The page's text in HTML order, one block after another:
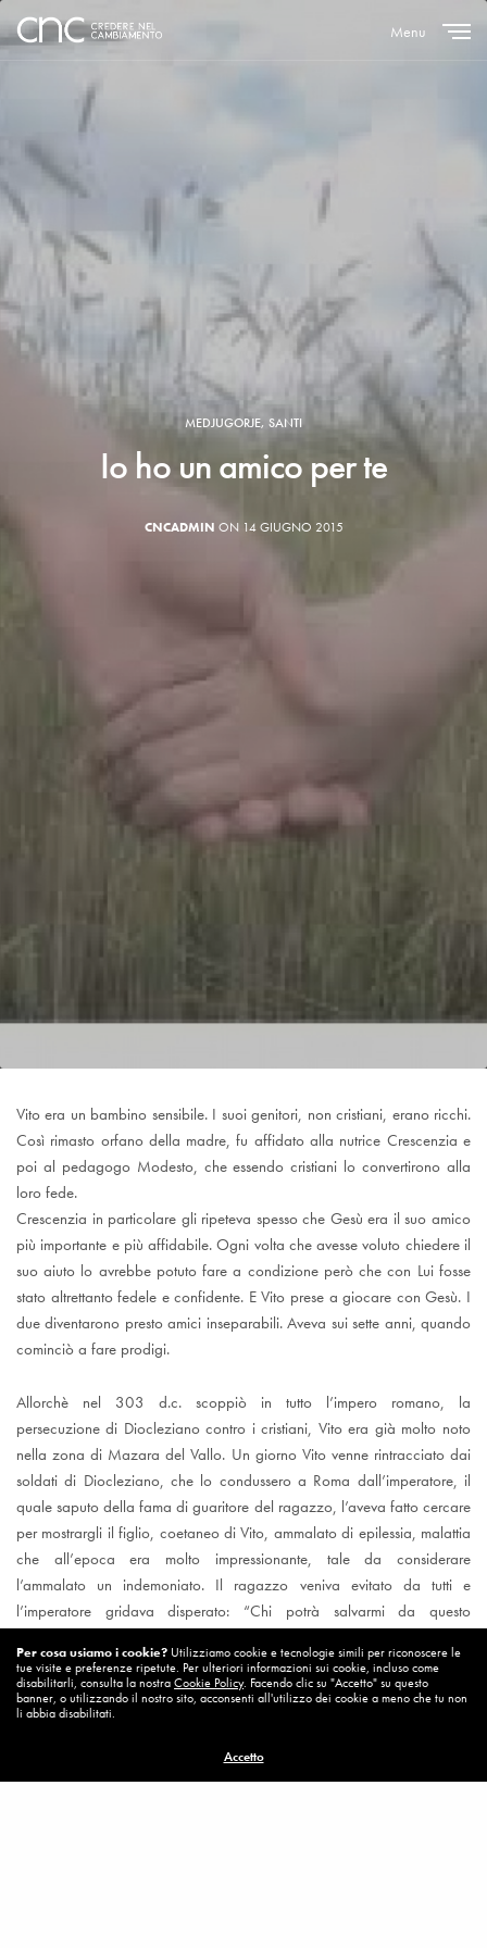
Menu
MEDJUGORJE, SANTI
Io ho un amico per te
CNCADMIN ON 14 GIUGNO 2015
Vito era un bambino sensibile. I suoi genitori, non cristiani, erano ricchi.
Così rimasto orfano della madre, fu affidato alla nutrice Crescenzia e
poi al pedagogo Modesto, che essendo cristiani lo convertirono alla
loro fede.
Crescenzia in particolare gli ripeteva spesso che Gesù era il suo amico
più importante e più affidabile. Ogni volta che avesse voluto chiedere il
suo aiuto lo avrebbe potuto fare a condizione però che con Lui fosse
stato altrettanto fedele e confidente. E Vito prese a giocare con Gesù. I
due diventarono presto amici inseparabili. Aveva sui sette anni, quando
cominciò a fare prodigi.
Allorchè nel 303 d.c. scoppiò in tutto l’impero romano, la
persecuzione di Diocleziano contro i cristiani, Vito era già molto noto
nella zona di Mazara del Vallo. Un giorno Vito venne rintracciato dai
soldati di Diocleziano, che lo condussero a Roma dall’imperatore, il
quale saputo della fama di guaritore del ragazzo, l’aveva fatto cercare
per mostrargli il figlio, coetaneo di Vito, ammalato di epilessia, malattia
che all’epoca era molto impressionante, tale da considerare
l’ammalato un indemoniato. Il ragazzo veniva evitato da tutti e
l’imperatore gridava disperato: “Chi potrà salvarmi da questo
gli disse: “Io ho un amico per te”. E il ragazzo smise di rantolare, si
alzò in piedi e lo abbracciò. Infatti non era più solo ora.
Per cosa usiamo i cookie? Utilizziamo cookie e tecnologie simili per riconoscere le
tue visite e preferenze ripetute. Per ulteriori informazioni sui cookie, incluso come
disabilitarli, consulta la nostraCookie Policy. Facendo clic su "Accetto" su questo
banner, o utilizzando il nostro sito, acconsenti all'utilizzo dei cookie a meno che tu non
li abbia disabilitati.
Accetto